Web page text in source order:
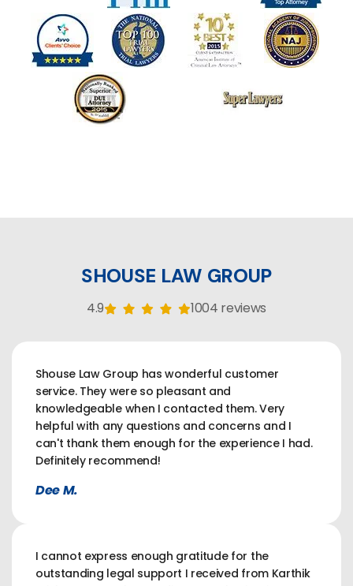
SHOUSE LAW GROUP
4.9 1004 reviews
Shouse Law Group has wonderful customer
service. They were so pleasant and
knowledgeable when I contacted them. Very
helpful with any questions and concerns and I
can't thank them enough for the experience I had.
Definitely recommend!
Dee M.
I cannot express enough gratitude for the
outstanding legal support I received from Karthik